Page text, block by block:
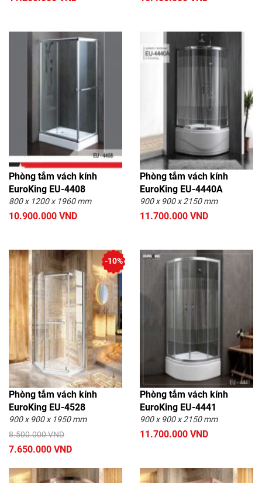
Phòng tắm vách kính
EuroKing EU-4408
800 x 1200 x 1960 mm
10.900.000 VND
Phòng tắm vách kính
EuroKing EU-4440A
900 x 900 x 2150 mm
11.700.000 VND
Phòng tắm vách kính
EuroKing EU-4528
900 x 900 x 1950 mm
8.500.000 VND
7.650.000 VND
-10%
Phòng tắm vách kính
EuroKing EU-4441
900 x 900 x 2150 mm
11.700.000 VND